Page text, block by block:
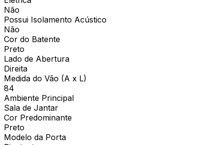
Não
Possui Isolamento Acústico
Não
Cor do Batente
Preto
Lado de Abertura
Direita
Medida do Vão (A x L)
84
Ambiente Principal
Sala de Jantar
Cor Predominante
Preto
Modelo da Porta